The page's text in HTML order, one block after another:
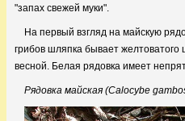
"запах свежей муки".
На первый взгляд на майскую
грибов шляпка бывает желтоватого
весной. Белая рядовка имеет
Рядовка майская (Calocybe